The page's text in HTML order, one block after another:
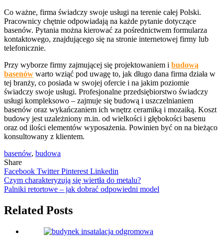
Co ważne, firma świadczy swoje usługi na terenie całej Polski.
Pracownicy chętnie odpowiadają na każde pytanie dotyczące
basenów. Pytania można kierować za pośrednictwem formularza
kontaktowego, znajdującego się na stronie internetowej firmy lub
telefonicznie.
Przy wyborze firmy zajmującej się projektowaniem i budową
basenów warto wziąć pod uwagę to, jak długo dana firma działa w
tej branży, co posiada w swojej ofercie i na jakim poziomie
świadczy swoje usługi. Profesjonalne przedsiębiorstwo świadczy
usługi kompleksowo – zajmuje się budową i uszczelnianiem
basenów oraz wykańczaniem ich wnętrz ceramiką i mozaiką. Koszt
budowy jest uzależniony m.in. od wielkości i głębokości basenu
oraz od ilości elementów wyposażenia. Powinien być on na bieżąco
konsultowany z klientem.
basenów, budowa
Share
Facebook TwitterPinterest Linkedin
Nawigacja
wpisu
Czym charakteryzują się wiertła do metalu?
Palniki retortowe – jak dobrać odpowiedni model
Related Posts